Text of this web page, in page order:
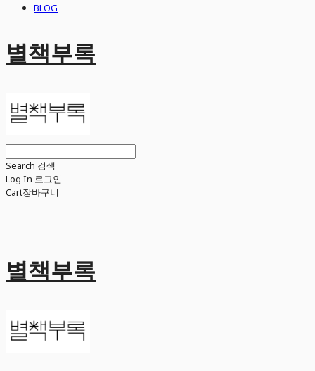
BLOG
별책부록
Search 검색
Log In 로그인
Cart장바구니
별책부록